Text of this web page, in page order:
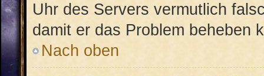
Uhr des Servers vermutlich
damit er das Problem beheben
Nach oben